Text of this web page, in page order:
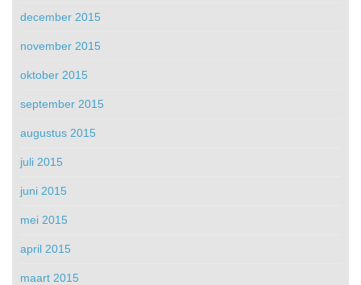
december 2015
november 2015
oktober 2015
september 2015
augustus 2015
juli 2015
juni 2015
mei 2015
april 2015
maart 2015